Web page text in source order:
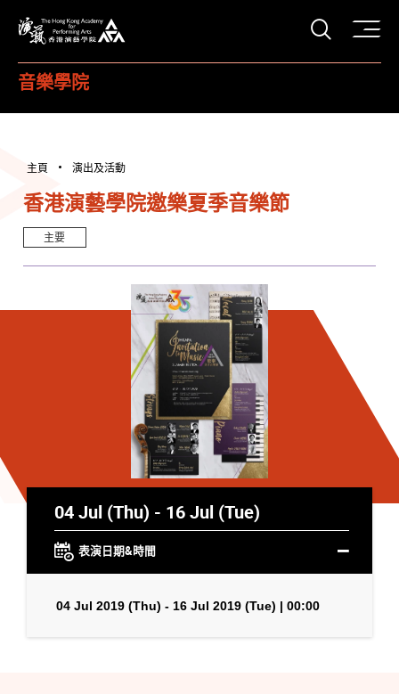
打開
音樂學院
主頁 演出及活動
香港演藝學院邀樂夏季音樂節
主要
04 Jul (Thu) - 16 Jul (Tue)
表演日期&時間
04 Jul 2019 (Thu) - 16 Jul 2019 (Tue) | 00:00